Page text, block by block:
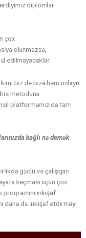
diplomlar
çox
olunmazsa,
edilməyəcəklər.
biz də bizə həm onlayn
metoduna
platformamız da tam
bağlı nə demək
güclü və çalışqan
keçməsi üçün çox
inkişaf
daha da inkişaf etdirməyi